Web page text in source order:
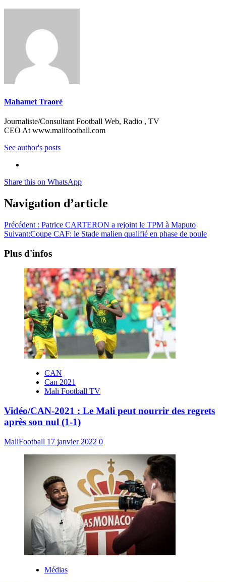
Mahamet Traoré
Journaliste/Consultant Football Web, Radio , TV
CEO At www.malifootball.com
See author's posts
Share this on WhatsApp
Navigation d’article
Précédent : Patrice CARTERON a rejoint le TPM à Maputo
Suivant:Coupe CAF: le Stade malien qualifié en phase de poule
Plus d'infos
CAN
Can 2021
Mali Football TV
Vidéo/CAN-2021 : Le Mali peut nourrir des regrets
après son nul (1-1)
MaliFootball 17 janvier 2022 0
Médias